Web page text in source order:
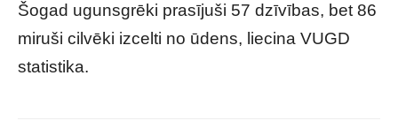
Šogad ugunsgrēki prasījuši 57 dzīvības, bet 86
miruši cilvēki izcelti no ūdens, liecina VUGD
statistika.